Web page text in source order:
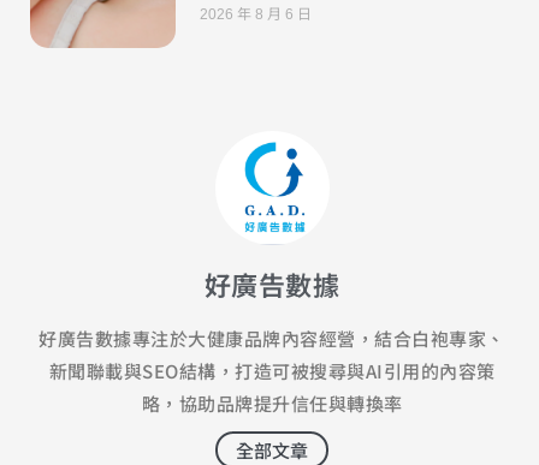
2026 年 8 月 6 日
好廣告數據
好廣告數據專注於大健康品牌內容經營，結合白袍專家、
新聞聯載與SEO結構，打造可被搜尋與AI引用的內容策
略，協助品牌提升信任與轉換率
全部文章